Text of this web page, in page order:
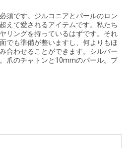
須です。ジルコニアとパールのロン
えて愛されるアイテムです。私たち
リングを持っているはずです。それ
でも準備が整いますし、何よりもほ
合わせることができます。シルバー
爪のチャトンと10mmのパール。プ